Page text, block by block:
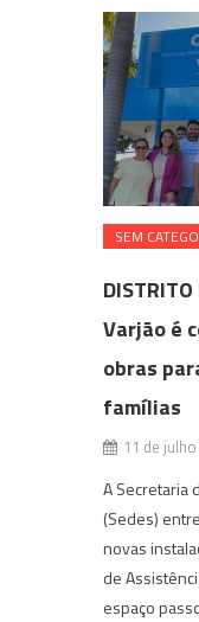
SEM
Varjão é
obras
famílias
11 de
A Secretaria
(Sedes)
novas
de
espaço